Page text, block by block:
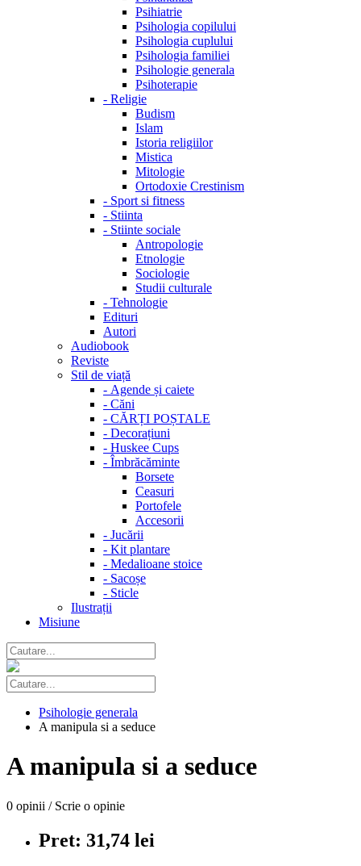
Psihiatrie
Psihologia copilului
Psihologia cuplului
Psihologia familiei
Psihologie generala
Psihoterapie
- Religie
Budism
Islam
Istoria religiilor
Mistica
Mitologie
Ortodoxie Crestinism
- Sport si fitness
- Stiinta
- Stiinte sociale
Antropologie
Etnologie
Sociologie
Studii culturale
- Tehnologie
Edituri
Autori
Audiobook
Reviste
Stil de viață
- Agende și caiete
- Căni
- CĂRȚI POȘTALE
- Decorațiuni
- Huskee Cups
- Îmbrăcăminte
Borsete
Ceasuri
Portofele
Accesorii
- Jucării
- Kit plantare
- Medalioane stoice
- Sacoșe
- Sticle
Ilustrații
Misiune
Psihologie generala
A manipula si a seduce
A manipula si a seduce
0 opinii / Scrie o opinie
Pret: 31,74 lei